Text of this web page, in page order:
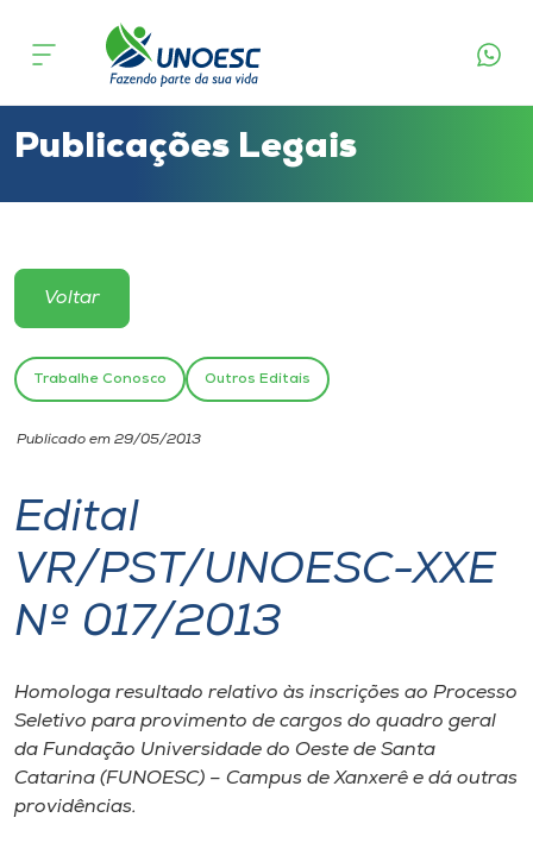
Cursos
Atendimento ao Estudante
Portal de Ensino
Unoesc
Internacionalização
I.nova
Cultura
CPA
Publicações Legais
Voltar
Trabalhe Conosco Outros Editais
Publicado em 29/05/2013
Edital
VR/PST/UNOESC-XXE
Nº 017/2013
Homologa resultado relativo às inscrições ao Processo
Seletivo para provimento de cargos do quadro geral
da Fundação Universidade do Oeste de Santa
Catarina (FUNOESC) – Campus de Xanxerê e dá outras
providências.